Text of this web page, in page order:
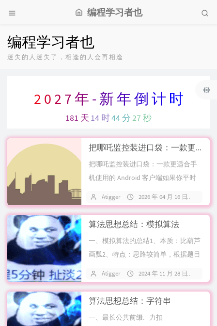
编程学习者也
编程学习者也
迷失的人迷失了，相逢的人会再相逢
2 0 2 7年 -新年倒 计 时
181 天 14 时44 分27 秒
把哪吒监控装进口袋：一款更适合手机使用的 Android 客户端
把哪吒监控装进口袋：一款更适合手
机使用的 Android 客户端如果你平时
Atigger 2026 年 04 月 16 日
算法思想总结：模拟算法
一、模拟算法的总结1、本质：比葫芦
画瓢2、特点：思路较简单，根据题目
方...
Atigger 2024 年 11 月 28 日
算法思想总结：字符串
一、最长公共前缀. - 力扣